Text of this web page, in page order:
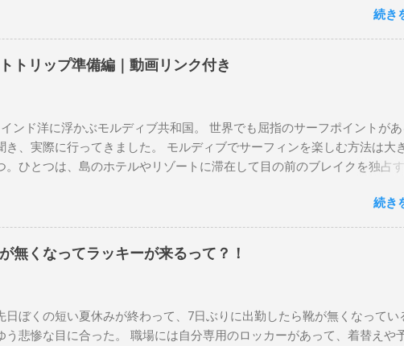
フボードに乗って、サーフィンの世界にどっぷり浸かりたいですね。 追
から最も古いボードで最新ボードは一番最後になります。 ホーム バー
ヘッズ、マーメイドビーチ 最もロングライドしてきたポイント スナッパ
レインボーベイ、グリーンマウント、クーリービーチ、キラ、レノックスヘ
トオーシャンロードの崖下、メンタワイ、 身長 170cm 体重 66kg（2018
）69.5kg (2020年）68.5㎏（2023年）68.5kg （2025年） スタンス ナチュ
DHD DX-1 5'10"×18'3/8×2'3/16 Glassing Team 4×4 Extra Toe patch
design OMNI 5' 3"×18'5/8"×2'1/4" Round tail24.9L Firewire Tomo surfboard
2″×2'1/4″ 24.5L Rocket Ace Surfboard Bumtail-Catfish 5'5"× 20'1/2
続き
トリップ準備編｜動画リンク付き
インド洋に浮かぶモルディブ共和国。 世界でも屈指のサーフポイントがあ
き、実際に行ってきました。 モルディブでサーフィンを楽しむ方法は大
。ひとつは、島のホテルやリゾートに滞在して目の前のブレイクを独占
そのボートトリップで、時間と空間の贅沢を存分に味わってきました。 ま
をご覧ください。 日本からモルディブまでのアクセス 今回のサーフトリ
、サーフィン系YouTubeチャンネル「よういちチャンネルSpirit Kooks」と
外のサーフトリップ専門旅行会社「Geekoutトラベル」さんとのコラボ企
クインカウンター。 今回はスリランカ航空を利用し、スリランカ・コロン
で乗り換えてモルディブのマレ空港へ向かいました。 預け荷物は30kgま
続き
無くなってラッキーが来るって？！
日ぼくの短い夏休みが終わって、7日ぶりに出勤したら靴が無くなってい
う悲惨な目に合った。 職場には自分専用のロッカーがあって、着替えや